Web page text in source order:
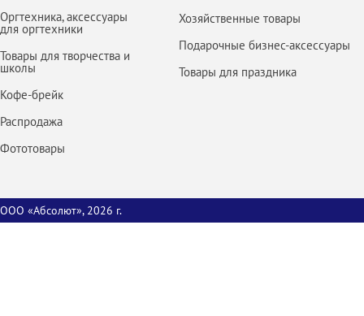
Оргтехника, аксессуары
для оргтехники
Товары для творчества и
школы
Кофе-брейк
Распродажа
Фототовары
Хозяйственные товары
Подарочные бизнес-аксессуары
Товары для праздника
ООО «Абсолют», 2026 г.